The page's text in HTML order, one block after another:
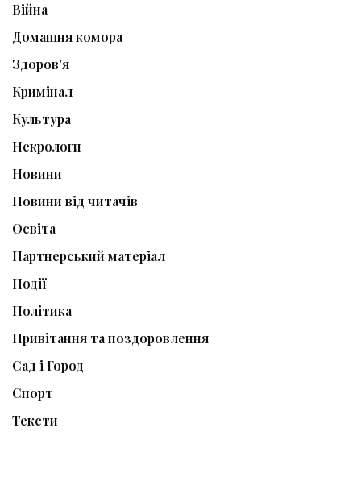
Війна
Домашня комора
Здоров'я
Кримінал
Культура
Некрологи
Новини
Новини від читачів
Освіта
Партнерський матеріал
Події
Політика
Привітання та поздоровлення
Сад і Город
Спорт
Тексти